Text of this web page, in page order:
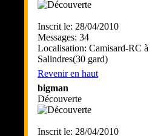
Inscrit le: 28/04/2010
Messages: 34
Localisation: Camisard-RC à
Salindres(30 gard)
Revenir en haut
bigman
Découverte
Inscrit le: 28/04/2010